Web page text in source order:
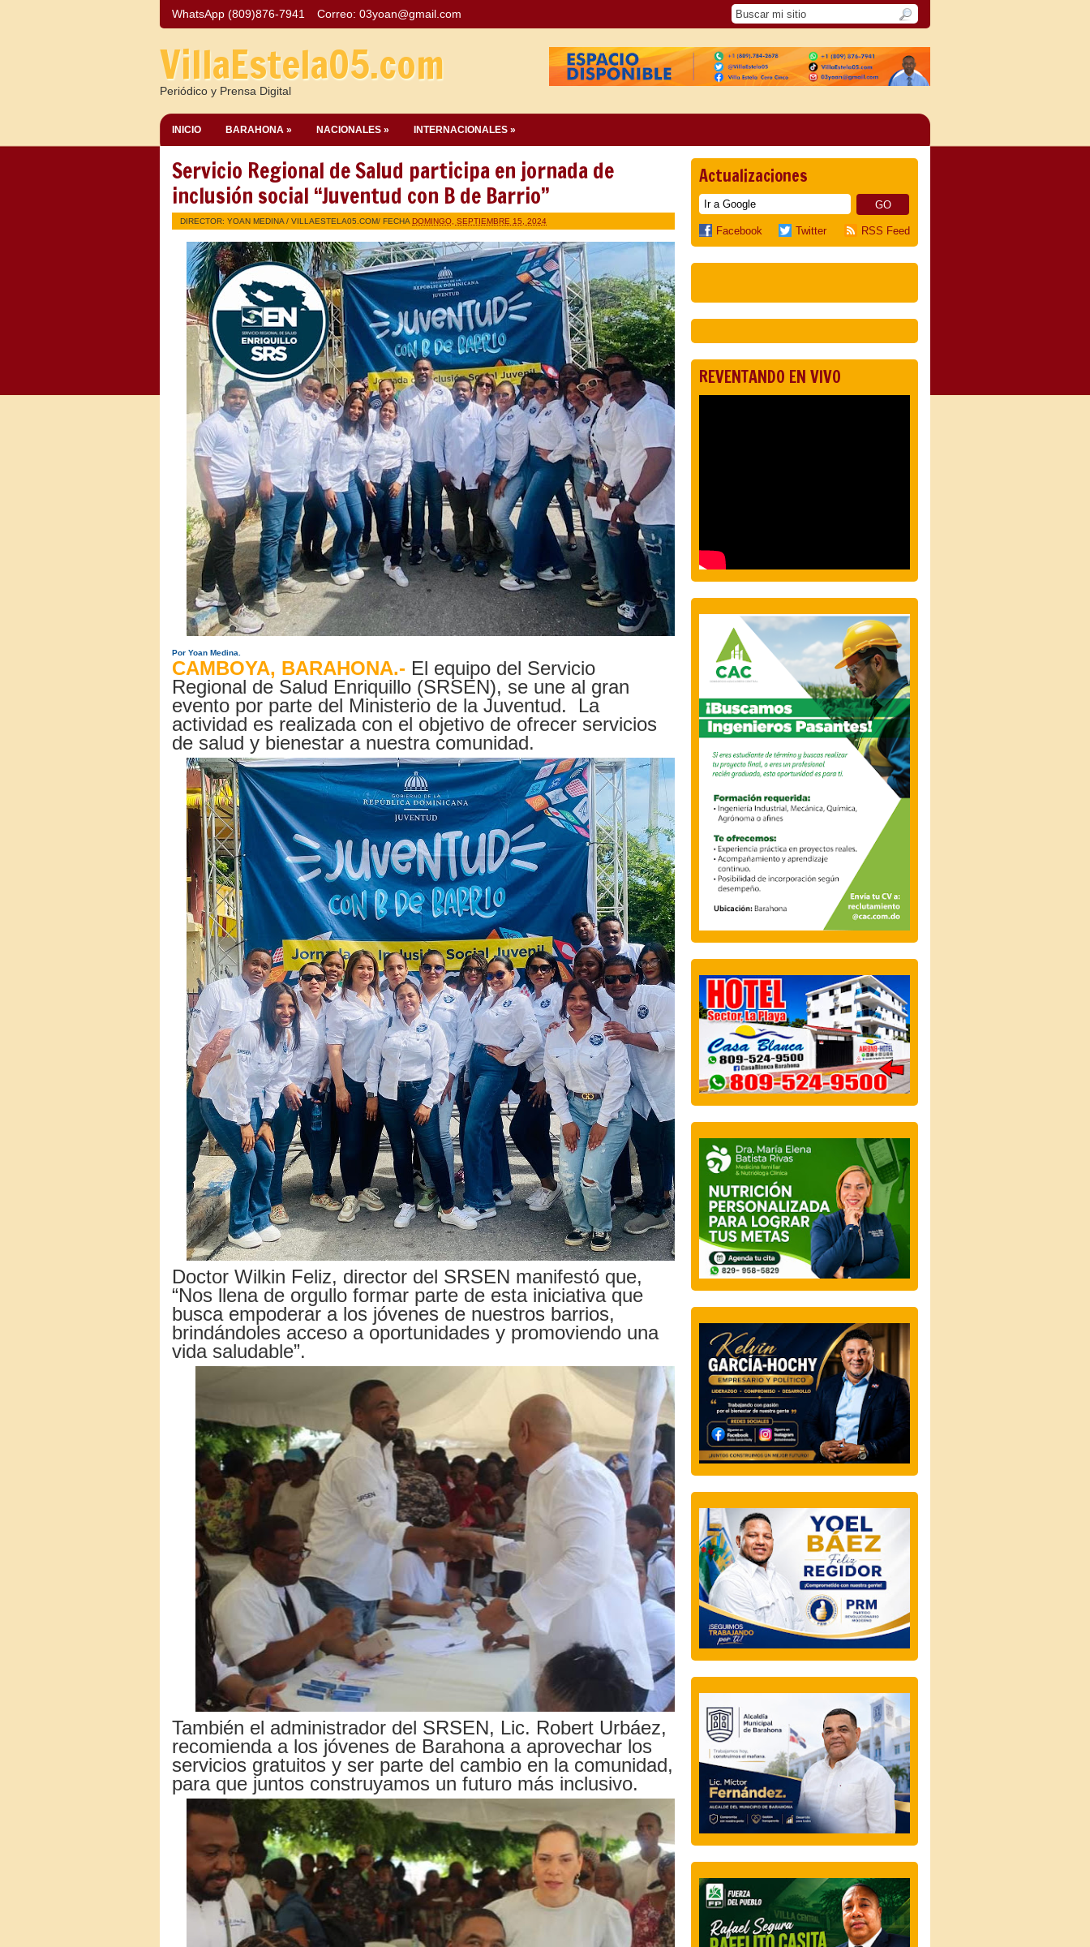
WhatsApp (809)876-7941 Correo: 03yoan@gmail.com
VillaEstela05.com
Periódico y Prensa Digital
INICIO BARAHONA » NACIONALES » INTERNACIONALES »
Servicio Regional de Salud participa en jornada de
inclusión social “Juventud con B de Barrio”
DIRECTOR: YOAN MEDINA / VILLAESTELA05.COM/ FECHA DOMINGO, SEPTIEMBRE 15, 2024
Por Yoan Medina.
CAMBOYA, BARAHONA.- El equipo del Servicio
Regional de Salud Enriquillo (SRSEN), se une al gran
evento por parte del Ministerio de la Juventud. La
actividad es realizada con el objetivo de ofrecer servicios
de salud y bienestar a nuestra comunidad.
Doctor Wilkin Feliz, director del SRSEN manifestó que,
“Nos llena de orgullo formar parte de esta iniciativa que
busca empoderar a los jóvenes de nuestros barrios,
brindándoles acceso a oportunidades y promoviendo una
vida saludable”.
También el administrador del SRSEN, Lic. Robert Urbáez,
recomienda a los jóvenes de Barahona a aprovechar los
servicios gratuitos y ser parte del cambio en la comunidad,
para que juntos construyamos un futuro más inclusivo.
Actualizaciones
Facebook Twitter RSS Feed
REVENTANDO EN VIVO